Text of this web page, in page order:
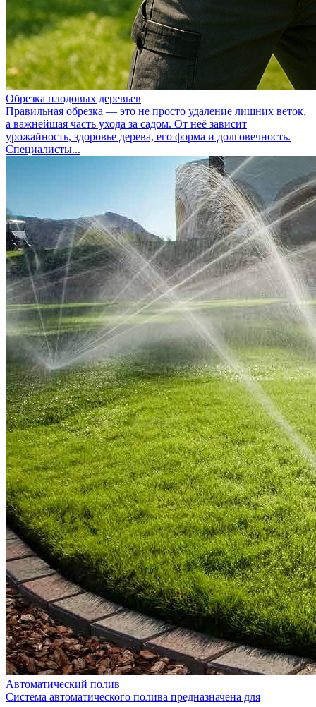
Обрезка плодовых деревьев
Правильная обрезка — это не просто удаление лишних веток,
а важнейшая часть ухода за садом. От неё зависит
урожайность, здоровье дерева, его форма и долговечность.
Специалисты...
Автоматический полив
Система автоматического полива предназначена для